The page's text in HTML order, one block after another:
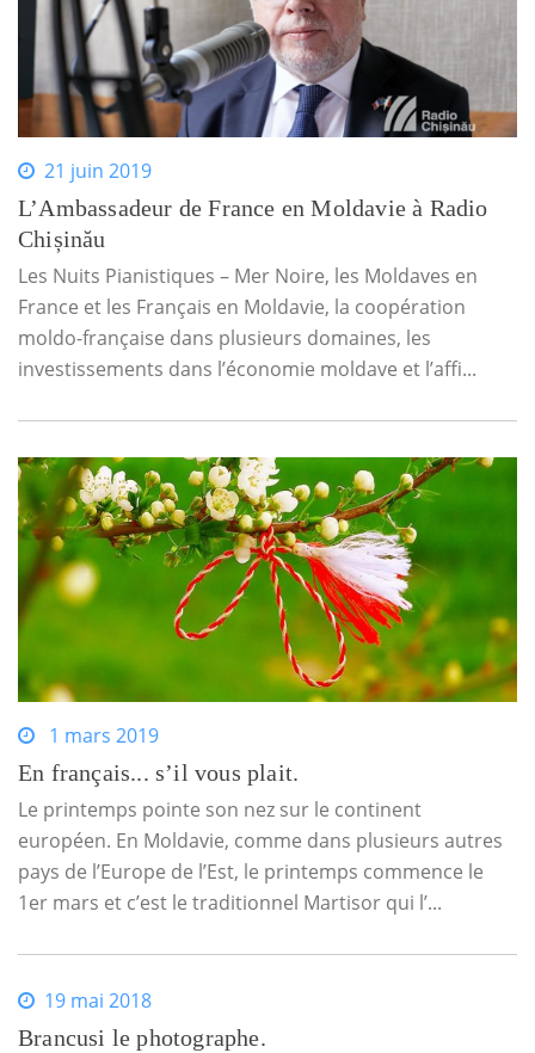
21 juin 2019
L’Ambassadeur de France en Moldavie à Radio
Chișinău
Les Nuits Pianistiques – Mer Noire, les Moldaves en
France et les Français en Moldavie, la coopération
moldo-française dans plusieurs domaines, les
investissements dans l’économie moldave et l’affi...
1 mars 2019
En français... s’il vous plait.
Le printemps pointe son nez sur le continent
européen. En Moldavie, comme dans plusieurs autres
pays de l’Europe de l’Est, le printemps commence le
1er mars et c’est le traditionnel Martisor qui l’...
19 mai 2018
Brancusi le photographe.